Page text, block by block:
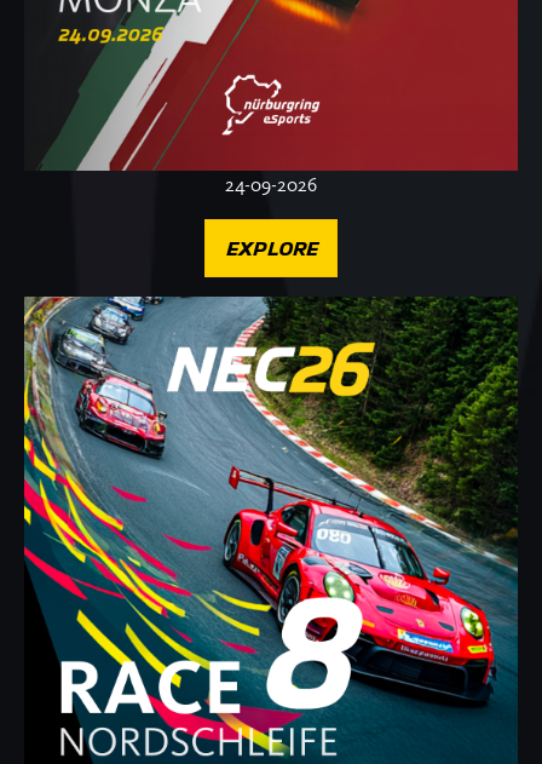
24-09-2026
EXPLORE